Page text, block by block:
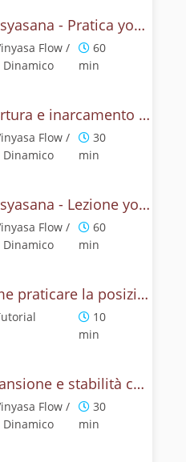
Matsyasana - Pratica yoga con la tecnica della posizione del pesce
Flow /
Dinamico
60
min
Apertura e inarcamento con la posizione del pesce
Flow /
Dinamico
30
min
Matsyasana - Lezione yoga con la mitologia della posizione del pescie
Flow /
Dinamico
60
min
Come praticare la posizione del triangolo? Tutorial di Utthita e Privritta Trikonasana
10
min
Espansione e stabilità con la posizione del triangolo, Utthita Trikonasana
Flow /
Dinamico
30
min